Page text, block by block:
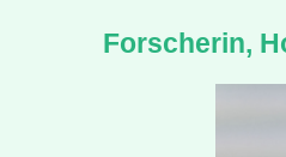
Forscherin,